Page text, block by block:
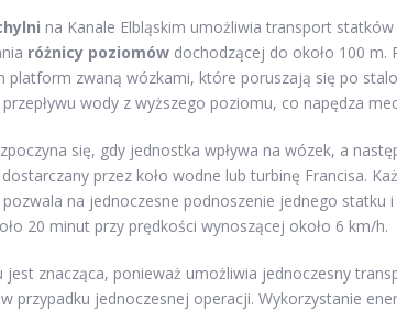
na Kanale Elbląskim umożliwia transport
różnicy poziomów dochodzącej do około 100 m.
platform zwaną wózkami, które poruszają się po
wody z wyższego poziomu, co napędza
się, gdy jednostka wpływa na wózek, a
przez koło wodne lub turbinę Francisa.
na jednoczesne podnoszenie jednego statku
20 minut przy prędkości wynoszącej około 6 km/h.
jest znacząca, ponieważ umożliwia jednoczesny
przypadku jednoczesnej operacji. Wykorzystanie